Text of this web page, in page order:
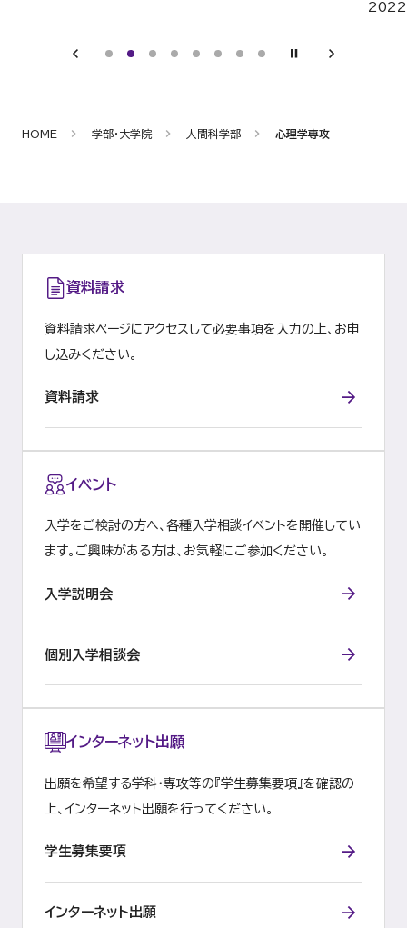
2022
HOME 学部・大学院 人間科学部 心理学専攻
資料請求
資料請求ページにアクセスして必要事項を入力の上、お申
し込みください。
資料請求
イベント
入学をご検討の方へ、各種入学相談イベントを開催してい
ます。ご興味がある方は、お気軽にご参加ください。
入学説明会
個別入学相談会
インターネット出願
出願を希望する学科・専攻等の『学生募集要項』を確認の
上、インターネット出願を行ってください。
学生募集要項
インターネット出願